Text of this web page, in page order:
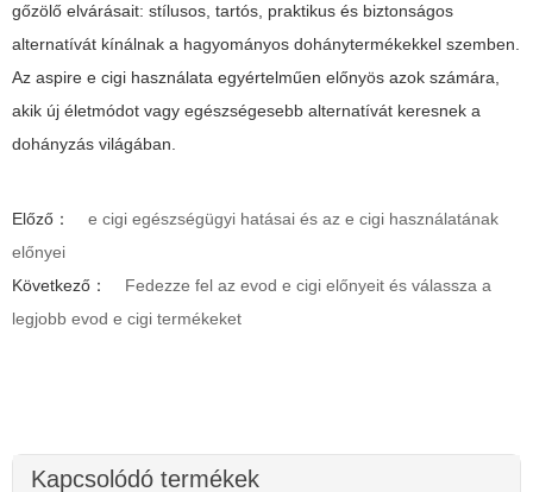
gőzölő elvárásait: stílusos, tartós, praktikus és biztonságos
alternatívát kínálnak a hagyományos dohánytermékekkel szemben.
Az aspire e cigi használata egyértelműen előnyös azok számára,
akik új életmódot vagy egészségesebb alternatívát keresnek a
dohányzás világában.
Előző：
e cigi egészségügyi hatásai és az e cigi használatának
előnyei
Következő：
Fedezze fel az evod e cigi előnyeit és válassza a
legjobb evod e cigi termékeket
Kapcsolódó termékek